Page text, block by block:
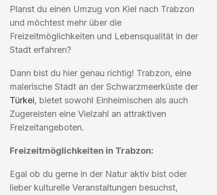
Planst du einen Umzug von Kiel nach Trabzon
und möchtest mehr über die
Freizeitmöglichkeiten und Lebensqualität in der
Stadt erfahren?
Dann bist du hier genau richtig! Trabzon, eine
malerische Stadt an der Schwarzmeerküste der
Türkei, bietet sowohl Einheimischen als auch
Zugereisten eine Vielzahl an attraktiven
Freizeitangeboten.
Freizeitmöglichkeiten in Trabzon:
Egal ob du gerne in der Natur aktiv bist oder
lieber kulturelle Veranstaltungen besuchst,